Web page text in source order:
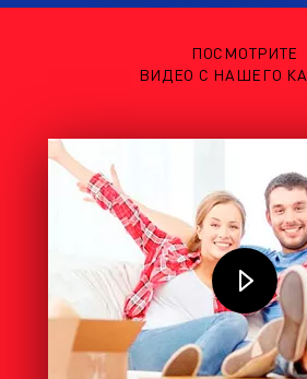
ПОСМОТРИТЕ
ВИДЕО С НАШЕГО